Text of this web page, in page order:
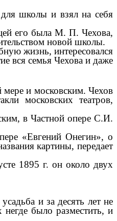
школы и взял на себя
его была М. П. Чехова,
новой школы.
жизнь, интересовался
вся семья Чехова и даже
и московским. Чехов
московских театров,
в Частной опере С.И.
«Евгений Онегин», о
картины, передает
1895 г. он около двух
и за десять лет не
было разместить, и